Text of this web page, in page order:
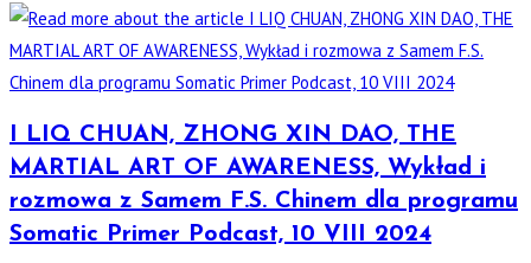
I LIQ CHUAN, ZHONG XIN DAO, THE
MARTIAL ART OF AWARENESS, Wykład i
rozmowa z Samem F.S. Chinem dla programu
Somatic Primer Podcast, 10 VIII 2024